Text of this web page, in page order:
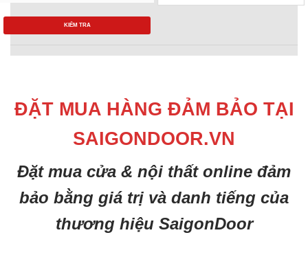
KIỂM TRA
ĐẶT MUA HÀNG ĐẢM BẢO TẠI
SAIGONDOOR.VN
Đặt mua cửa & nội thất online đảm
bảo bằng giá trị và danh tiếng của
thương hiệu SaigonDoor